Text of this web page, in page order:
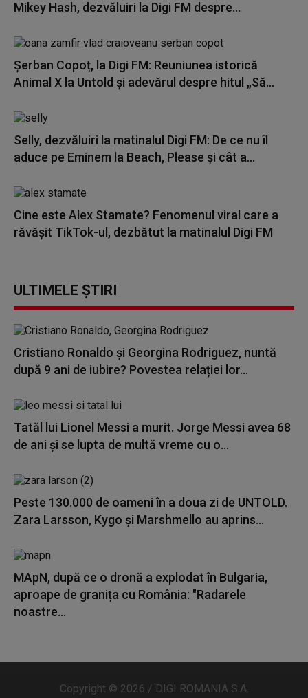
Mikey Hash, dezvăluiri la Digi FM despre...
Șerban Copoț, la Digi FM: Reuniunea istorică
Animal X la Untold și adevărul despre hitul „Să...
Selly, dezvăluiri la matinalul Digi FM: De ce nu îl
aduce pe Eminem la Beach, Please și cât a...
Cine este Alex Stamate? Fenomenul viral care a
răvășit TikTok-ul, dezbătut la matinalul Digi FM
ULTIMELE ȘTIRI
Cristiano Ronaldo și Georgina Rodriguez, nuntă
după 9 ani de iubire? Povestea relației lor...
Tatăl lui Lionel Messi a murit. Jorge Messi avea 68
de ani și se lupta de multă vreme cu o...
Peste 130.000 de oameni în a doua zi de UNTOLD.
Zara Larsson, Kygo și Marshmello au aprins...
MApN, după ce o dronă a explodat în Bulgaria,
aproape de granița cu România: "Radarele
noastre...
Copyright © 2026 / DIGI ROMANIA S.A.